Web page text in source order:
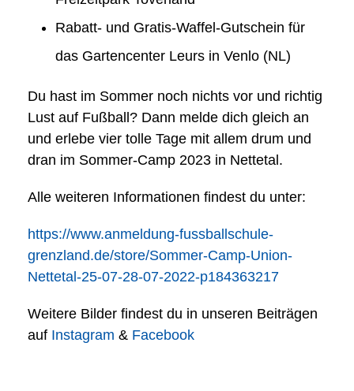
Rabatt- und Gratis-Waffel-Gutschein für
das Gartencenter Leurs in Venlo (NL)
Du hast im Sommer noch nichts vor und richtig
Lust auf Fußball? Dann melde dich gleich an
und erlebe vier tolle Tage mit allem drum und
dran im Sommer-Camp 2023 in Nettetal.
Alle weiteren Informationen findest du unter:
https://www.anmeldung-fussballschule-
grenzland.de/store/Sommer-Camp-Union-
Nettetal-25-07-28-07-2022-p184363217
Weitere Bilder findest du in unseren Beiträgen
auf Instagram & Facebook